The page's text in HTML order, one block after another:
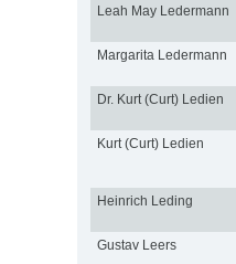
Leah May Ledermann
Margarita Ledermann
Dr. Kurt (Curt) Ledien
Kurt (Curt) Ledien
Heinrich Leding
Gustav Leers